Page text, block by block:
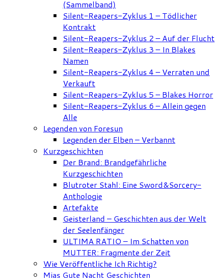
(Sammelband)
Silent-Reapers-Zyklus 1 – Tödlicher
Kontrakt
Silent-Reapers-Zyklus 2 – Auf der Flucht
Silent-Reapers-Zyklus 3 – In Blakes
Namen
Silent-Reapers-Zyklus 4 – Verraten und
Verkauft
Silent-Reapers-Zyklus 5 – Blakes Horror
Silent-Reapers-Zyklus 6 – Allein gegen
Alle
Legenden von Foresun
Legenden der Elben – Verbannt
Kurzgeschichten
Der Brand: Brandgefährliche
Kurzgeschichten
Blutroter Stahl: Eine Sword&Sorcery-
Anthologie
Artefakte
Geisterland – Geschichten aus der Welt
der Seelenfänger
ULTIMA RATIO – Im Schatten von
MUTTER: Fragmente der Zeit
Wie Veröffentliche Ich Richtig?
Mias Gute Nacht Geschichten